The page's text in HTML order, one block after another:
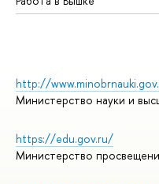
http://
Министерство науки и
https://edu.gov.ru/
Министерство